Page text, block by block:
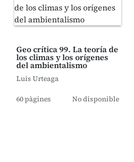
Geo crítica 99. La teoría de
los climas y los orígenes
del ambientalismo
Luis Urteaga
60 pàgines No disponible